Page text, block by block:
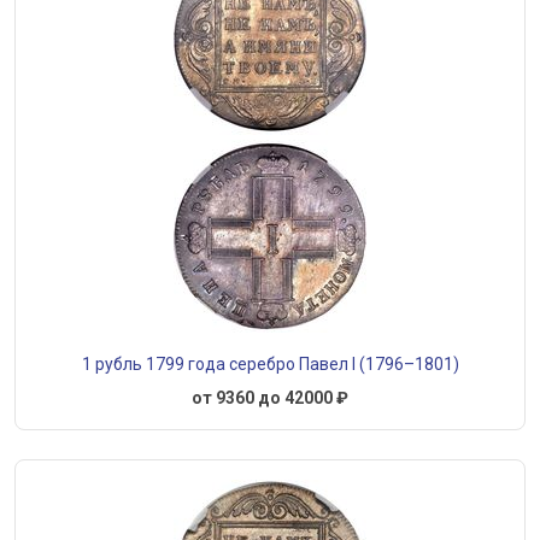
1 рубль 1799 года серебро Павел I (1796–1801)
от 9360 до 42000 ₽